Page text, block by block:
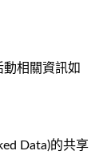
相關資訊如
Data)的共享